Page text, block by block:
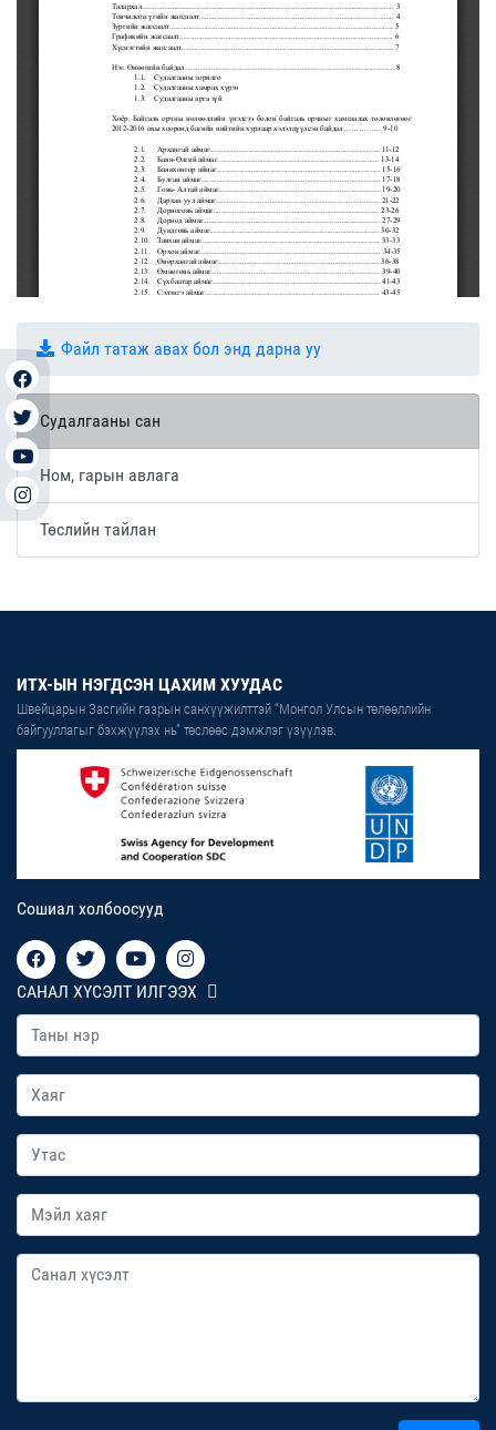
Файл татаж авах бол энд дарна уу
Судалгааны сан
Ном, гарын авлага
Төслийн тайлан
ИТХ-ЫН НЭГДСЭН ЦАХИМ ХУУДАС
Швейцарын Засгийн газрын санхүүжилттэй “Монгол Улсын төлөөллийн
байгууллагыг бэхжүүлэх нь” төслөөс дэмжлэг үзүүлэв.
Сошиал холбоосууд
САНАЛ ХҮСЭЛТ ИЛГЭЭХ